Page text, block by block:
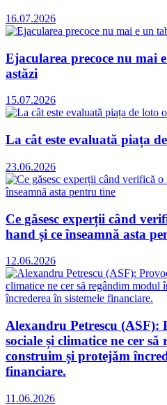
16.07.2026
Ejacularea precoce nu mai
astăzi
15.07.2026
La cât este evaluată piața
23.06.2026
Ce găsesc experții când
hand și ce înseamnă asta
12.06.2026
Alexandru Petrescu (ASF):
sociale și climatice ne cer
construim și protejăm
financiare.
11.06.2026